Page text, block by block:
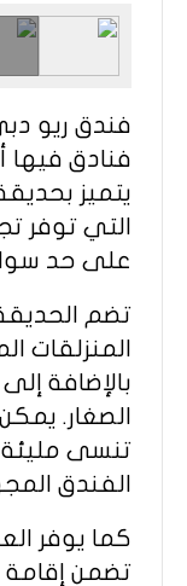
فندق ريو
فنادق فيها
يتميز
التي توفر
على حد
تضم
المنزلقات
بالإضافة
الصغار. يمكن
تنسى مليئة
الفندق
كما يوفر
تضمن إقامة